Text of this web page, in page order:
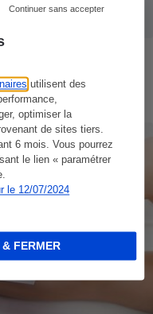
utilisent des
optimiser la
de sites tiers.
6 mois. Vous pourrez
le lien « paramétrer
le 12/07/2024
Continuer sans accepter
FERMER
pulse moyen